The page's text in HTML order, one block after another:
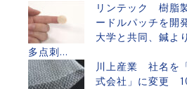
リンテック 樹脂
ードルパッチを
大学と共同、鍼よ
多点刺...
川上産業 社名を
式会社」に変更